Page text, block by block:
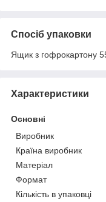
Спосіб упаковки
Ящик з гофрокартону
Характеристики
Основні
Виробник
Країна виробник
Матеріал
Формат
Кількість в упаковці